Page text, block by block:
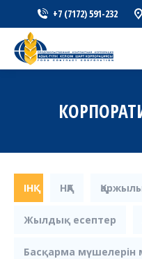
+7 (7172) 591-232
ІНҚ НҚА
Жылдық есептер
Басқарма мүшелерін